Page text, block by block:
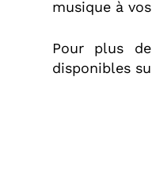
musique à
Pour plus
disponibles